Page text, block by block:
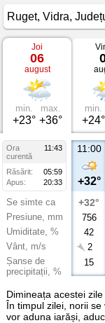
Vremea
Ruget
Vidra,
Județul
Vrancea
Joi
06
august
min.
+23°
max.
+36°
min.
+24°
Ora
11:43
curentă
Răsărit:
05:59
Apus:
20:33
Se simte ca
Presiune, mm
Umiditate, %
Vânt, m/s
Șanse de
precipitații, %
11:00
+32°
+32°
756
42
2
15
Dimineața acestei
În timpul zilei, norii
vor aduna iarăși,